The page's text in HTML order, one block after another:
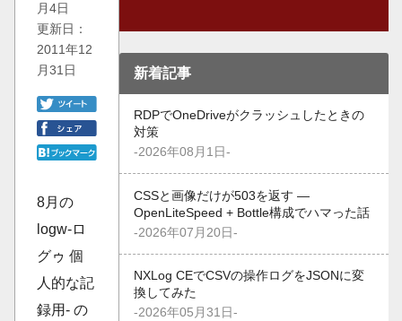
月4日
更新日：
2011年12
月31日
8月の
logw-ロ
グゥ 個
人的な記
録用- の
新着記事
RDPでOneDriveがクラッシュしたときの
対策
-2026年08月1日-
CSSと画像だけが503を返す —
OpenLiteSpeed + Bottle構成でハマった話
-2026年07月20日-
NXLog CEでCSVの操作ログをJSONに変
換してみた
-2026年05月31日-